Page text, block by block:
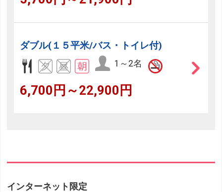
ダブル(１５平米/バス・トイレ付)
1～2名
6,700円～22,900円
インターネット限定